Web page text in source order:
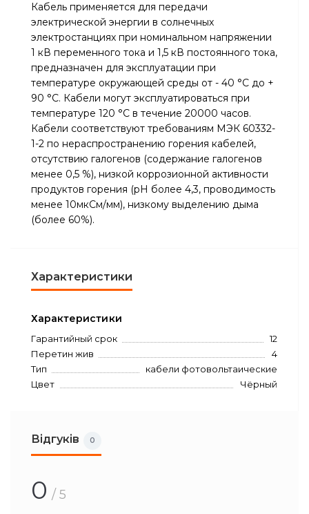
Кабель применяется для передачи
электрической энергии в солнечных
электростанциях при номинальном напряжении
1 кВ переменного тока и 1,5 кВ постоянного тока,
предназначен для эксплуатации при
температуре окружающей среды от - 40 °С до +
90 °С. Кабели могут эксплуатироваться при
температуре 120 °С в течение 20000 часов.
Кабели соответствуют требованиям МЭК 60332-
1-2 по нераспространению горения кабелей,
отсутствию галогенов (содержание галогенов
менее 0,5 %), низкой коррозионной активности
продуктов горения (pH более 4,3, проводимость
менее 10мкСм/мм), низкому выделению дыма
(более 60%).
Характеристики
Характеристики
Гарантийный срок
12
Перетин жив
4
Тип
кабели фотовольтаические
Цвет
Чёрный
Відгуків 0
0 / 5